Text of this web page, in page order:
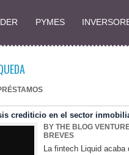
PYMES
crediticio en el sector
BY THE BLOG
BREVES
La fintech Liquid